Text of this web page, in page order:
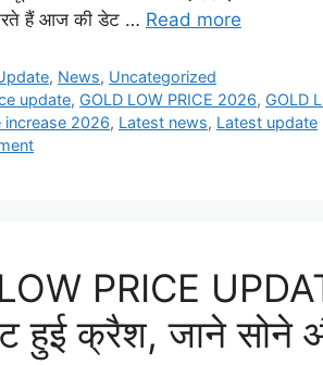
हैं आज की डेट … Read more
, News, Uncategorized
update, GOLD LOW PRICE 2026, GOLD
increase 2026, Latest news, Latest update
PRICE
हुई क्रैश, जाने सोने